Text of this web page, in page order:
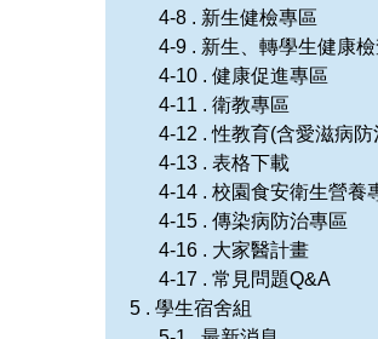
4-8 . 新生健檢專區
4-9 . 新生、轉學生健康
4-10 . 健康促進專區
4-11 . 衛教專區
4-12 . 性教育(含愛滋病防
4-13 . 表格下載
4-14 . 校園食安衛生營養
4-15 . 傳染病防治專區
4-16 . 大家醫計畫
4-17 . 常見問題Q&A
5 . 學生宿舍組